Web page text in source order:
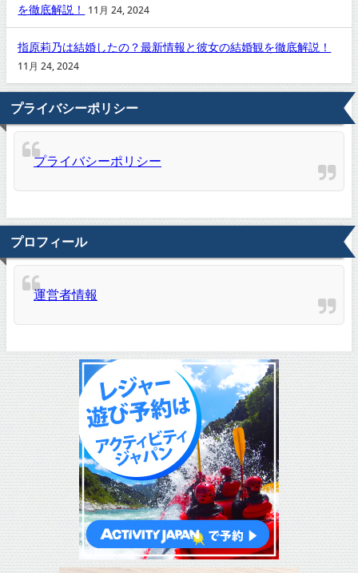
を徹底解説！
11月 24, 2024
指原莉乃は結婚したの？最新情報と彼女の結婚観を徹底解説！
11月 24, 2024
プライバシーポリシー
プライバシーポリシー
プロフィール
運営者情報